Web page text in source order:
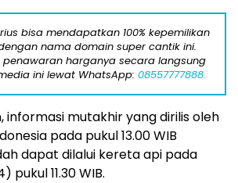
bisa mendapatkan 100% kepemilikan
nama domain super cantik ini.
penawaran harganya secara langsung
ini lewat WhatsApp: 08557777888.
informasi mutakhir yang dirilis oleh
pada pukul 13.00 WIB
dapat dilalui kereta api pada
11.30 WIB.